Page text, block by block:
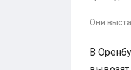
Они
В